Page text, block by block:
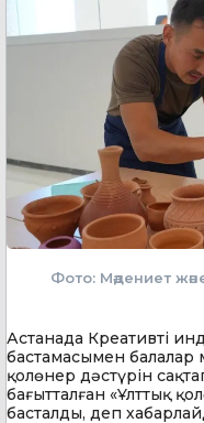
Фото: Мәдениет
Астанада Креативті
бастамасымен балалар
қолөнер дәстүрін
бағытталған «Ұлттық
басталды, деп